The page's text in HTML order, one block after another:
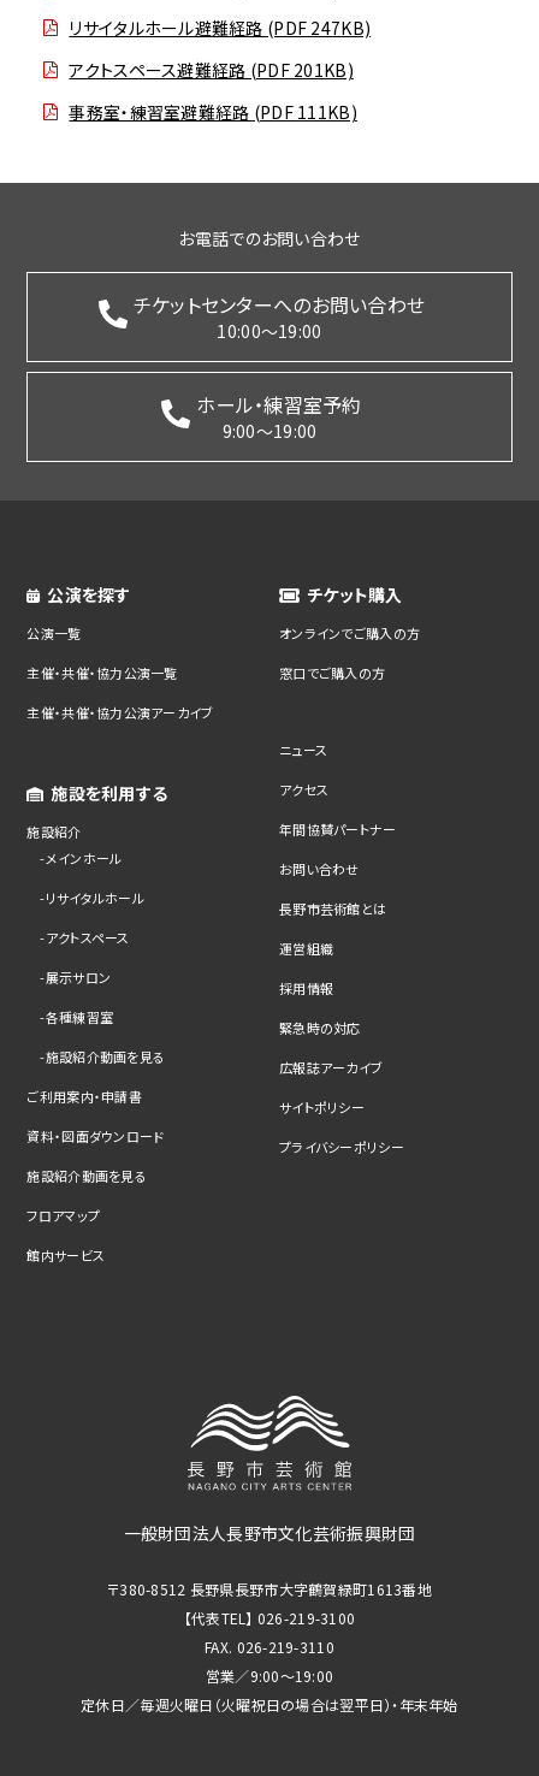
リサイタルホール避難経路 (PDF 247KB)
アクトスペース避難経路 (PDF 201KB)
事務室・練習室避難経路 (PDF 111KB)
お電話でのお問い合わせ
チケットセンターへのお問い合わせ
10:00～19:00
ホール・練習室予約
9:00～19:00
公演を探す
公演一覧
主催・共催・協力公演一覧
主催・共催・協力公演アーカイブ
施設を利用する
施設紹介
メインホール
リサイタルホール
アクトスペース
展示サロン
各種練習室
施設紹介動画を見る
ご利用案内・申請書
資料・図面ダウンロード
施設紹介動画を見る
フロアマップ
館内サービス
チケット購入
オンラインでご購入の方
窓口でご購入の方
ニュース
アクセス
年間協賛パートナー
お問い合わせ
長野市芸術館とは
運営組織
採用情報
緊急時の対応
広報誌アーカイブ
サイトポリシー
プライバシーポリシー
一般財団法人長野市文化芸術振興財団
〒380-8512 長野県長野市大字鶴賀緑町1613番地
【代表TEL】 026-219-3100
FAX. 026-219-3110
営業／9:00～19:00
定休日／毎週火曜日（火曜祝日の場合は翌平日）・年末年始